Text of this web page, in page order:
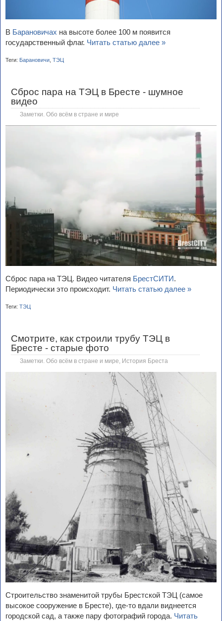
В Барановичах на высоте более 100 м появится
государственный флаг. Читать статью далее »
Теги: Барановичи ТЭЦ
Сброс пара на ТЭЦ в Бресте - шумное
видео
Заметки. Обо всём в стране и мире
Сброс пара на ТЭЦ. Видео читателя БрестСИТИ.
Периодически это происходит. Читать статью далее »
Теги: ТЭЦ
Смотрите, как строили трубу ТЭЦ в
Бресте - старые фото
Заметки. Обо всём в стране и мире История Бреста
Строительство знаменитой трубы Брестской ТЭЦ (самое
высокое сооружение в Бресте), где-то вдали виднеется
городской сад, а также пару фотографий города. Читать